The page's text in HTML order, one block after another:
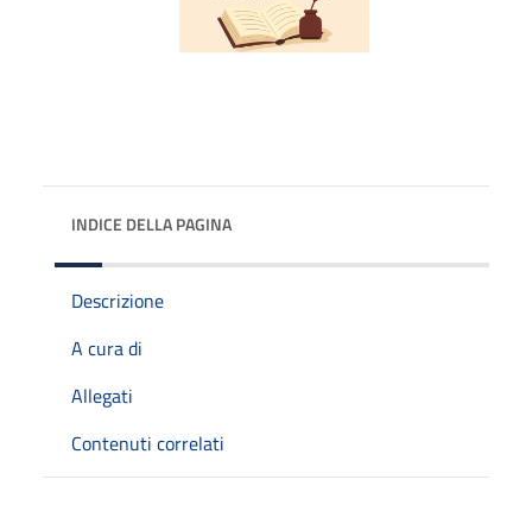
INDICE DELLA PAGINA
Descrizione
A cura di
Allegati
Contenuti correlati